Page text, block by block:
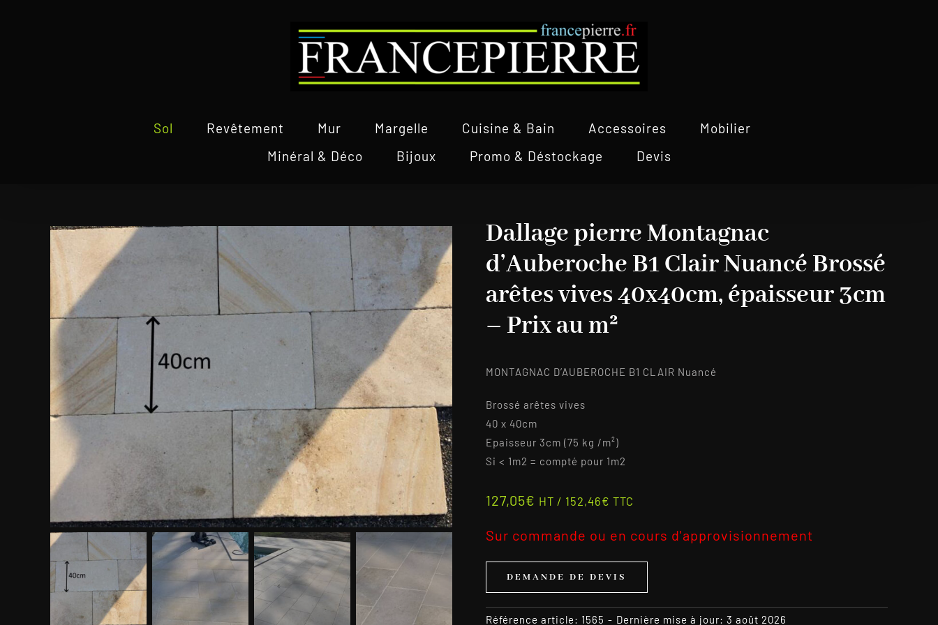
Sol Revêtement Mur Margelle Cuisine & Bain Accessoires
Mobilier
Minéral & Déco
Bijoux Promo & Déstockage Devis
Dallage pierre Montagnac
d’Auberoche B1 Clair Nuancé Brossé
arêtes vives 40x40cm, épaisseur 3cm
– Prix au m²
MONTAGNAC D’AUBEROCHE B1 CLAIR Nuancé
Brossé arêtes vives
40 x 40cm
Epaisseur 3cm (75 kg /m²)
Si < 1m2 = compté pour 1m2
127,05€ HT / 152,46€ TTC
Sur commande ou en cours d'approvisionnement
DEMANDE DE DEVIS
Référence article: 1565 - Dernière mise à jour: 3 août 2026